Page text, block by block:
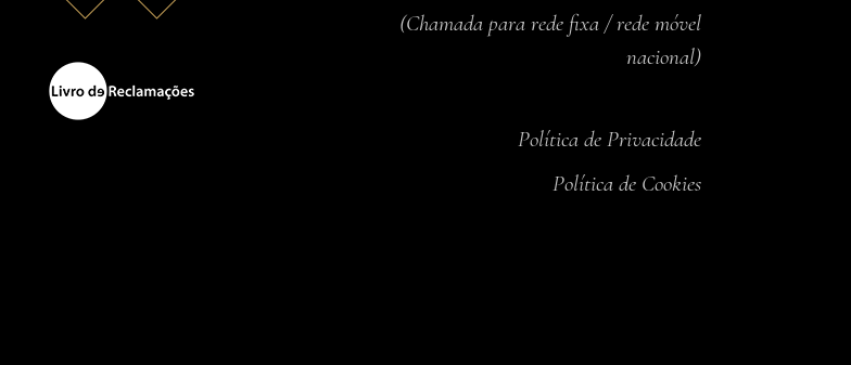
(Chamada para rede fixa / rede móvel
nacional)
Política de Privacidade
Política de Cookies